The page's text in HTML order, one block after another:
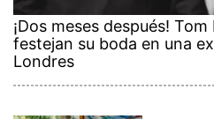
¡Dos meses después!
festejan su boda en una
Londres